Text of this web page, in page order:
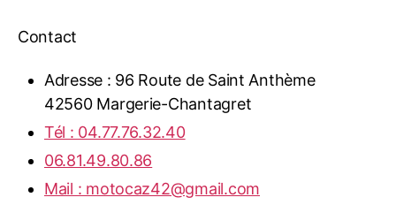
Contact
Adresse : 96 Route de Saint Anthème
42560 Margerie-Chantagret
Tél : 04.77.76.32.40
06.81.49.80.86
Mail : motocaz42@gmail.com